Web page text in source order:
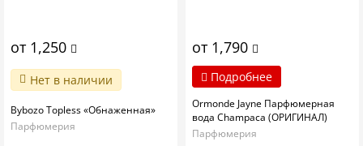
от 1,250
Нет в наличии
Bybozo Topless «Обнаженная»
Парфюмерия
от 1,790
Подробнее
Ormonde Jayne Парфюмерная
вода Champaca (ОРИГИНАЛ)
Парфюмерия